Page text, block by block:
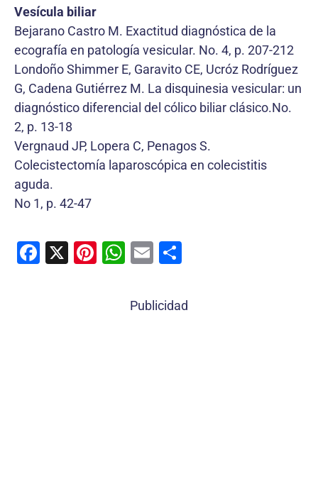
Vesícula biliar
Bejarano Castro M. Exactitud diagnóstica de la
ecografía en patología vesicular. No. 4, p. 207-212
Londoño Shimmer E, Garavito CE, Ucróz Rodríguez
G, Cadena Gutiérrez M. La disquinesia vesicular: un
diagnóstico diferencial del cólico biliar clásico.No.
2, p. 13-18
Vergnaud JP, Lopera C, Penagos S.
Colecistectomía laparoscópica en colecistitis
aguda.
No 1, p. 42-47
F
X
Pi W
at
E
ai m
Publicidad